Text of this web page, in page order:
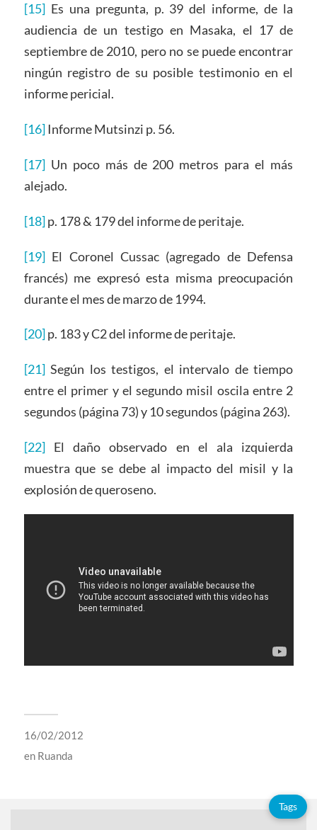
[15]Es una pregunta, p. 39 del informe, de la
audiencia de un testigo en Masaka, el 17 de
septiembre de 2010, pero no se puede encontrar
ningún registro de su posible testimonio en el
informe pericial.
[16]Informe Mutsinzi p. 56.
[17]Un poco más de 200 metros para el más
alejado.
[18]p. 178 & 179 del informe de peritaje.
[19]El Coronel Cussac (agregado de Defensa
francés) me expresó esta misma preocupación
durante el mes de marzo de 1994.
[20]p. 183 y C2 del informe de peritaje.
[21]Según los testigos, el intervalo de tiempo
entre el primer y el segundo misil oscila entre 2
segundos (página 73) y 10 segundos (página 263).
[22]El daño observado en el ala izquierda
muestra que se debe al impacto del misil y la
explosión de queroseno.
16/02/2012
en Ruanda
Tags